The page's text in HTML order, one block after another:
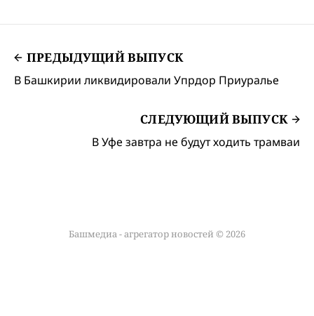
ПРЕДЫДУЩИЙ ВЫПУСК
В Башкирии ликвидировали Упрдор Приуралье
СЛЕДУЮЩИЙ ВЫПУСК
В Уфе завтра не будут ходить трамваи
Башмедиа - агрегатор новостей © 2026